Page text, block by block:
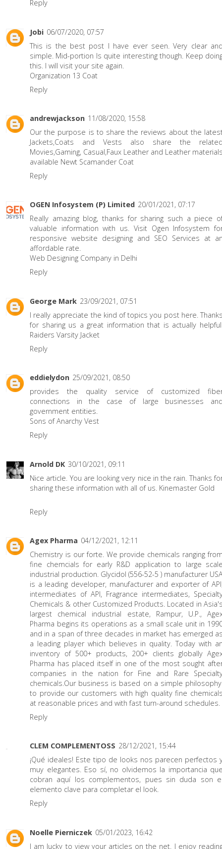
Reply
Jobi 06/07/2020, 07:57
This is the best post I have ever seen. Very clear
simple. Mid-portion Is quite interesting though. Keep
this. I will visit your site again.
Organization 13 Coat
Reply
andrewjackson 11/08/2020, 15:58
Our the purpose is to share the reviews about the
Jackets,Coats and Vests also share the
Movies,Gaming, Casual,Faux Leather and Leather
available Newt Scamander Coat
Reply
OGEN Infosystem (P) Limited 20/01/2021, 07:17
Really amazing blog, thanks for sharing such a piece
valuable information with us. Visit Ogen Infosystem
responsive website designing and SEO Services at
affordable rate.
Web Designing Company in Delhi
Reply
George Mark 23/09/2021, 07:51
I really appreciate the kind of topics you post here.
for sharing us a great information that is actually
Raiders Varsity Jacket
Reply
eddielydon 25/09/2021, 08:50
provides the quality service of customized
connections in the case of large businesses
government entities.
Sons of Anarchy Vest
Reply
Arnold DK 30/10/2021, 09:11
Nice article. You are looking very nice in the rain. Thanks
sharing these information with all of us. Kinemaster Gold
Reply
Agex Pharma 04/12/2021, 12:11
Chemistry is our forte. We provide chemicals ranging
fine chemcials for early R&D application to large
industrial production. Glycidol (556-52-5 ) manufacturer
is a leading developer, manufacturer and exporter of
intermediates of API, Fragrance intermediates,
Chemicals & other Customized Products. Located in
largest chemical industrial estate, Rampur, U.P.,
Pharma begins its operations as a small scale unit in
and in a span of three decades in market has emerged
a leading player which believes in quality. Today with
inventory of 500+ products, 200+ clients globally
Pharma has placed itself in one of the most sought
companies in the nation for Fine and Rare
chemicals.Our business is based on a simple
to provide our customers with high quality fine
at reasonable prices and with fast turn-around schedules.
Reply
CLEM COMPLEMENTOSS 28/12/2021, 15:44
¡Qué ideales! Este tipo de looks nos parecen perfectos
muy elegantes. Eso sí, no olvidemos la importancia
cobran aquí los complementos, pues sin duda son
elemento clave para completar el look.
Reply
Noelle Pierniczek 05/01/2023, 16:42
I am lucky to view your articles on the net. I enjoy